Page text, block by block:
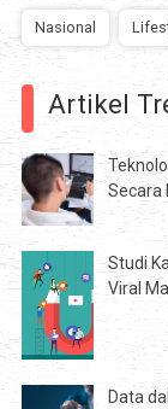
Nasional
Artikel
Secara
Studi
Viral
Data